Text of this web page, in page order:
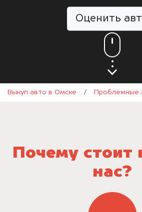
Оценить
Выкуп авто в Омске / Проблемные
Почему стоит
нас?